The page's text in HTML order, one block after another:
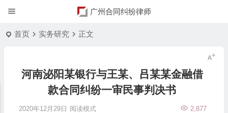
广州合同纠纷律师
首页 实务研究 正文
河南泌阳某银行与王某、吕某某金融借
款合同纠纷一审民事判决书
2020年12月29日 2,877
阅读模式